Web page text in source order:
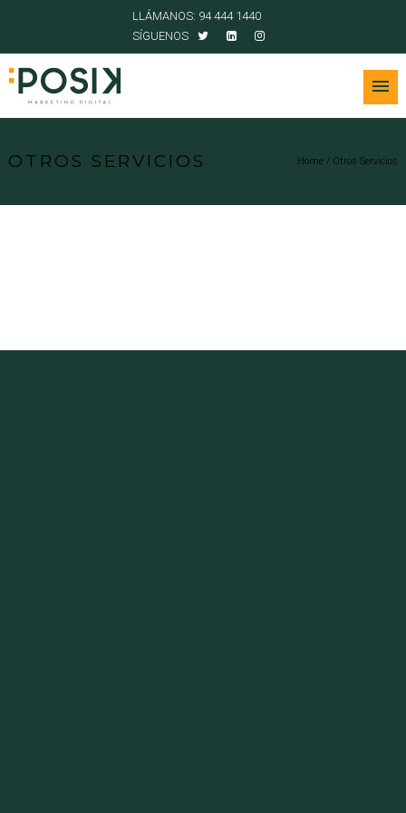
LLÁMANOS: 94 444 1440
SÍGUENOS
OTROS SERVICIOS Home / Otros Servicios